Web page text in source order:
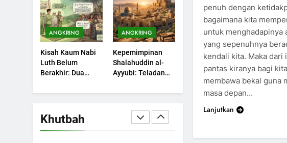
ANGKRING
Kisah Kaum Nabi
Luth Belum
Berakhir: Dua
yang Kini Kembali
ANGKRING
Kepemimpinan
Shalahuddin al-
Ayyubi: Teladan
Dipelajari oleh
Sekarang (2)
Khutbah
Kita Syukuri
KHUTBAH
5
Khutbah Jumat:
Amalan dan Doa
Orang Tua agar
Anak di Pondok
Pesantren Sukses
KHUTBAH
6
Refleksi dari Cerita
Mimbar Rasulullah
penuh dengan
bagaimana kita
untuk menghadapinya
yang sepenuhnya
kendali kita. Maka dari
pantas kiranya bagi
membawa bekal guna
masa depan…
Lanjutkan